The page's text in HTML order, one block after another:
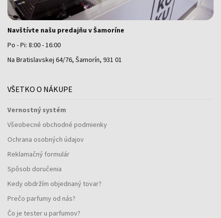
Navštívte našu predajňu v Šamoríne
Po - Pi: 8:00 - 16:00
Na Bratislavskej 64/76, Šamorín, 931 01
VŠETKO O NÁKUPE
Vernostný systém
Všeobecné obchodné podmienky
Ochrana osobných údajov
Reklamačný formulár
Spôsob doručenia
Kedy obdržím objednaný tovar?
Prečo parfumy od nás?
Čo je tester u parfumov?